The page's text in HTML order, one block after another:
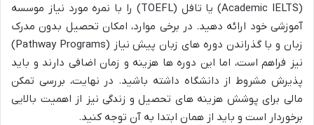
(Academic IELTS) یا تافل (TOEFL) را با نمره مورد نیاز موسسه
آموزشی خود ارائه دهید. در برخی موارد، امکان تحصیل بدون مدرک
زبان و با گذراندن دوره های زبان پیش نیاز (Pathway Programs)
نیز فراهم است، اما این دوره ها هزینه و زمان اضافی دارند و باید
پذیرش مشروط از دانشگاه داشته باشید. در نهایت، بررسی تمکن
مالی برای پوشش هزینه های تحصیل و زندگی نیز از اهمیت بالایی
برخوردار است و باید از همان ابتدا به آن توجه کنید.